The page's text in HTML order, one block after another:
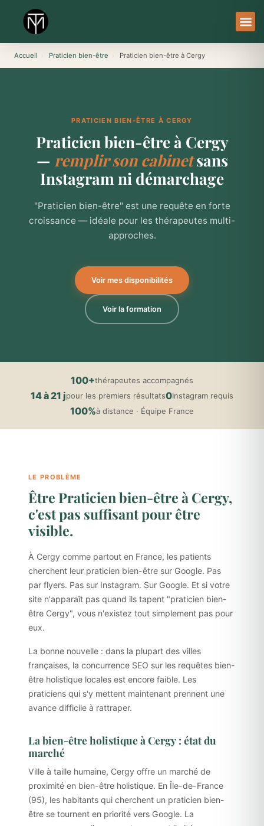
contenu
Accueil Praticien bien-être Praticien bien-être à Cergy
PRATICIEN BIEN-ÊTRE À CERGY
Praticien bien-être à Cergy
— remplir son cabinetsans
Instagram ni démarchage
"Praticien bien-être" est une requête en forte
croissance — idéale pour les thérapeutes multi-
approches.
Voir mes disponibilités
Voir la formation
100+thérapeutes accompagnés
14 à 21 jpour les premiers résultats0Instagram requis
100%à distance · Équipe France
LE PROBLÈME
Être Praticien bien-être à Cergy,
c'est pas suffisant pour être
visible.
À Cergy comme partout en France, les patients
cherchent leur praticien bien-être sur Google. Pas
par flyers. Pas sur Instagram. Sur Google. Et si votre
site n'apparaît pas quand ils tapent "praticien bien-
être Cergy", vous n'existez tout simplement pas pour
eux.
La bonne nouvelle : dans la plupart des villes
françaises, la concurrence SEO sur les requêtes bien-
être holistique locales est encore faible. Les
praticiens qui s'y mettent maintenant prennent une
avance difficile à rattraper.
La bien-être holistique à Cergy : état du
marché
Ville à taille humaine, Cergy offre un marché de
proximité en bien-être holistique. En Île-de-France
(95), les habitants qui cherchent un praticien bien-
être se tournent en priorité vers Google. La